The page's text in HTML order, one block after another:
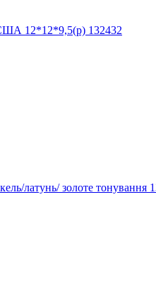
12*12*9,5(р) 132432
латунь/ золоте